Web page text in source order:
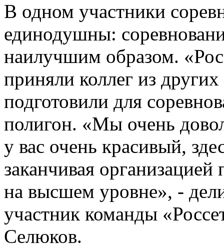
В одном участники
единодушны:
наилучшим образом.
приняли коллег из
подготовили для
полигон. «Мы очень
у вас очень красивый,
заканчивая
на высшем уровне», -
участник команды
Селюков.